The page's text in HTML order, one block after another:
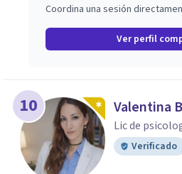
Coordina una sesión
Ver perfil
10 Valentina
Lic de
Verificado